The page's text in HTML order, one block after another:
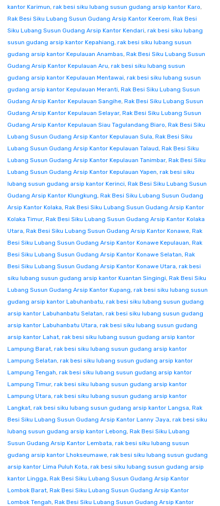
kantor Karimun, rak besi siku lubang susun gudang arsip kantor Karo,
Rak Besi Siku Lubang Susun Gudang Arsip Kantor Keerom, Rak Besi
Siku Lubang Susun Gudang Arsip Kantor Kendari, rak besi siku lubang
susun gudang arsip kantor Kepahiang, rak besi siku lubang susun
gudang arsip kantor Kepulauan Anambas, Rak Besi Siku Lubang Susun
Gudang Arsip Kantor Kepulauan Aru, rak besi siku lubang susun
gudang arsip kantor Kepulauan Mentawai, rak besi siku lubang susun
gudang arsip kantor Kepulauan Meranti, Rak Besi Siku Lubang Susun
Gudang Arsip Kantor Kepulauan Sangihe, Rak Besi Siku Lubang Susun
Gudang Arsip Kantor Kepulauan Selayar, Rak Besi Siku Lubang Susun
Gudang Arsip Kantor Kepulauan Siau Tagulandang Biaro, Rak Besi Siku
Lubang Susun Gudang Arsip Kantor Kepulauan Sula, Rak Besi Siku
Lubang Susun Gudang Arsip Kantor Kepulauan Talaud, Rak Besi Siku
Lubang Susun Gudang Arsip Kantor Kepulauan Tanimbar, Rak Besi Siku
Lubang Susun Gudang Arsip Kantor Kepulauan Yapen, rak besi siku
lubang susun gudang arsip kantor Kerinci, Rak Besi Siku Lubang Susun
Gudang Arsip Kantor Klungkung, Rak Besi Siku Lubang Susun Gudang
Arsip Kantor Kolaka, Rak Besi Siku Lubang Susun Gudang Arsip Kantor
Kolaka Timur, Rak Besi Siku Lubang Susun Gudang Arsip Kantor Kolaka
Utara, Rak Besi Siku Lubang Susun Gudang Arsip Kantor Konawe, Rak
Besi Siku Lubang Susun Gudang Arsip Kantor Konawe Kepulauan, Rak
Besi Siku Lubang Susun Gudang Arsip Kantor Konawe Selatan, Rak
Besi Siku Lubang Susun Gudang Arsip Kantor Konawe Utara, rak besi
siku lubang susun gudang arsip kantor Kuantan Singingi, Rak Besi Siku
Lubang Susun Gudang Arsip Kantor Kupang, rak besi siku lubang susun
gudang arsip kantor Labuhanbatu, rak besi siku lubang susun gudang
arsip kantor Labuhanbatu Selatan, rak besi siku lubang susun gudang
arsip kantor Labuhanbatu Utara, rak besi siku lubang susun gudang
arsip kantor Lahat, rak besi siku lubang susun gudang arsip kantor
Lampung Barat, rak besi siku lubang susun gudang arsip kantor
Lampung Selatan, rak besi siku lubang susun gudang arsip kantor
Lampung Tengah, rak besi siku lubang susun gudang arsip kantor
Lampung Timur, rak besi siku lubang susun gudang arsip kantor
Lampung Utara, rak besi siku lubang susun gudang arsip kantor
Langkat, rak besi siku lubang susun gudang arsip kantor Langsa, Rak
Besi Siku Lubang Susun Gudang Arsip Kantor Lanny Jaya, rak besi siku
lubang susun gudang arsip kantor Lebong, Rak Besi Siku Lubang
Susun Gudang Arsip Kantor Lembata, rak besi siku lubang susun
gudang arsip kantor Lhokseumawe, rak besi siku lubang susun gudang
arsip kantor Lima Puluh Kota, rak besi siku lubang susun gudang arsip
kantor Lingga, Rak Besi Siku Lubang Susun Gudang Arsip Kantor
Lombok Barat, Rak Besi Siku Lubang Susun Gudang Arsip Kantor
Lombok Tengah, Rak Besi Siku Lubang Susun Gudang Arsip Kantor